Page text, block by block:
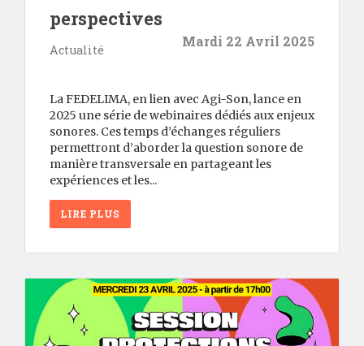
perspectives
Actualité
Mardi 22 Avril 2025
La FEDELIMA, en lien avec Agi-Son, lance en
2025 une série de webinaires dédiés aux enjeux
sonores. Ces temps d’échanges réguliers
permettront d’aborder la question sonore de
manière transversale en partageant les
expériences et les...
LIRE PLUS